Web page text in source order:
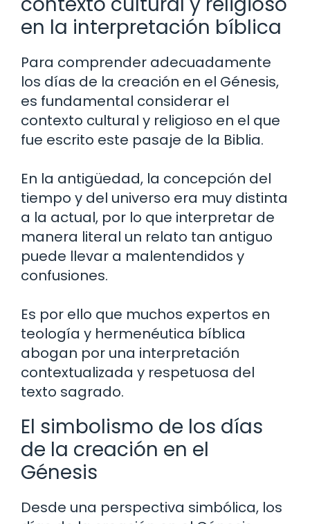
en la interpretación bíblica
Para comprender adecuadamente
los días de la creación en el Génesis,
es fundamental considerar el
contexto cultural y religioso en el que
fue escrito este pasaje de la Biblia.
En la antigüedad, la concepción del
tiempo y del universo era muy distinta
a la actual, por lo que interpretar de
manera literal un relato tan antiguo
puede llevar a malentendidos y
confusiones.
Es por ello que muchos expertos en
teología y hermenéutica bíblica
abogan por una interpretación
contextualizada y respetuosa del
texto sagrado.
El simbolismo de los días
de la creación en el
Génesis
Desde una perspectiva simbólica, los